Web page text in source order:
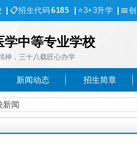
📋招生代码6185 ⭐3+3升学 📅
中等专业学校
神，三十八载匠心办学
新闻动态 招生简章
新闻